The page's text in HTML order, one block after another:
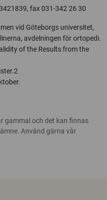
fax 031-342 26 30
vid Göteborgs universitet,
avdelningen för ortopedi.
of the Results from the
gammal och det kan finnas
Använd gärna vår